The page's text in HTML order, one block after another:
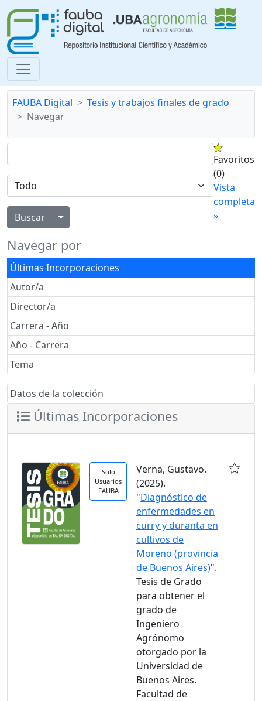
FAUBA Digital
Tesis y trabajos finales de grado
Navegar
Alternar menú desplegable
Favoritos
(0)
Vista
completa
»
Navegar por
Últimas Incorporaciones
Autor/a
Director/a
Carrera - Año
Año - Carrera
Tema
Datos de la colección
Últimas Incorporaciones
Solo
Usuarios
FAUBA
Verna, Gustavo.
(2025).
"Diagnóstico de
enfermedades en
curry y duranta en
cultivos de
Moreno (provincia
de Buenos Aires)".
Tesis de Grado
para obtener el
grado de
Ingeniero
Agrónomo
otorgado por la
Universidad de
Buenos Aires.
Facultad de